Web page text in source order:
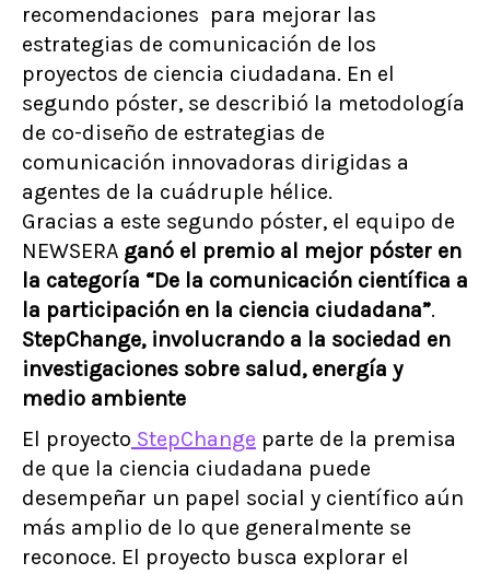
recomendaciones para mejorar las
estrategias de comunicación de los
proyectos de ciencia ciudadana. En el
segundo póster, se describió la metodología
de co-diseño de estrategias de
comunicación innovadoras dirigidas a
agentes de la cuádruple hélice.
Gracias a este segundo póster, el equipo de
NEWSERA ganó el premio al mejor póster en
la categoría “De la comunicación científica a
la participación en la ciencia ciudadana”.
StepChange, involucrando a la sociedad en
investigaciones sobre salud, energía y
medio ambiente
El proyecto StepChange parte de la premisa
de que la ciencia ciudadana puede
desempeñar un papel social y científico aún
más amplio de lo que generalmente se
reconoce. El proyecto busca explorar el